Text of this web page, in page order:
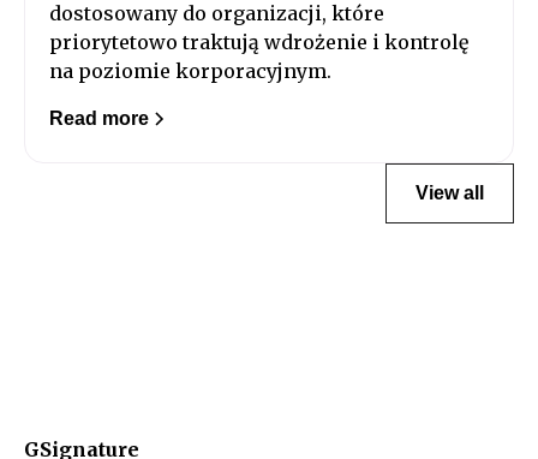
dostosowany do organizacji, które
priorytetowo traktują wdrożenie i kontrolę
na poziomie korporacyjnym.
Read more
View all
GSignature